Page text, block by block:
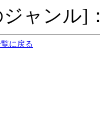
ャンル]：
に戻る